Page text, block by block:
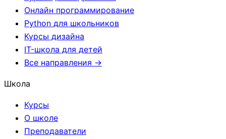
Онлайн программирование
Python для школьников
Курсы дизайна
IT-школа для детей
Все направления →
Школа
Курсы
О школе
Преподаватели